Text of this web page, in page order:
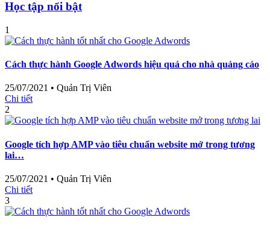
Học tập nổi bật
1
Cách thực hành Google Adwords hiệu quả cho nhà quảng cáo
25/07/2021 • Quản Trị Viên
Chi tiết
2
Google tích hợp AMP vào tiêu chuẩn website mở trong tương
lai…
25/07/2021 • Quản Trị Viên
Chi tiết
3